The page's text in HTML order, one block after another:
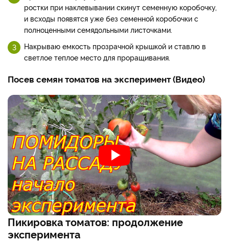
ростки при наклевывании скинут семенную коробочку,
и всходы появятся уже без семенной коробочки с
полноценными семядольными листочками.
Накрываю емкость прозрачной крышкой и ставлю в
светлое теплое место для проращивания.
Посев семян томатов на эксперимент (Видео)
Пикировка томатов: продолжение
эксперимента